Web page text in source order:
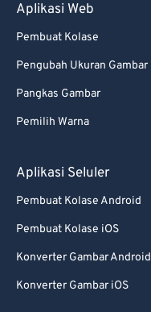
Aplikasi Web
Pembuat Kolase
Pengubah Ukuran Gambar
Pangkas Gambar
Pemilih Warna
Aplikasi Seluler
Pembuat Kolase Android
Pembuat Kolase iOS
Konverter Gambar Android
Konverter Gambar iOS